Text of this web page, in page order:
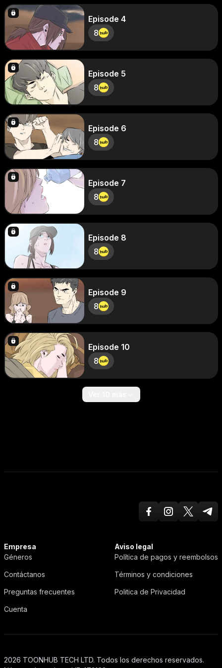
Episode 4
8
Episode 5
8
Episode 6
8
Episode 7
8
Episode 8
8
Episode 9
8
Episode 10
8
FacebookInstagramTwitter X
Empresa
Géneros
Contáctanos
Preguntas frecuentes
Cuenta
Aviso legal
Política de pagos y reembolsos
Términos y condiciones
Politica de Privacidad
2026 TOONHUB TECH LTD. Todos los derechos reservados.